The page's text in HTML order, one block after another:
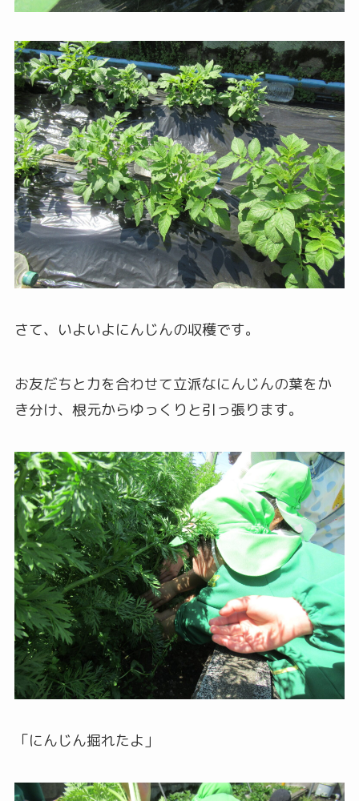
さて、いよいよにんじんの収穫です。
お友だちと力を合わせて立派なにんじんの葉をか
き分け、根元からゆっくりと引っ張ります。
「にんじん掘れたよ」